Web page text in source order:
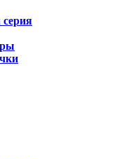
серия